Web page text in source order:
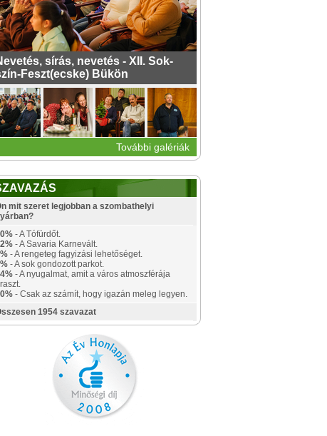
sírás, nevetés - XII. Sok-
Feszt(ecske) Bükön
További galériák
mit szeret legjobban a szombathelyi
- A Tófürdőt.
- A Savaria Karnevált.
- A rengeteg fagyizási lehetőséget.
- A sok gondozott parkot.
- A nyugalmat, amit a város atmoszférája
- Csak az számít, hogy igazán meleg legyen.
1954 szavazat